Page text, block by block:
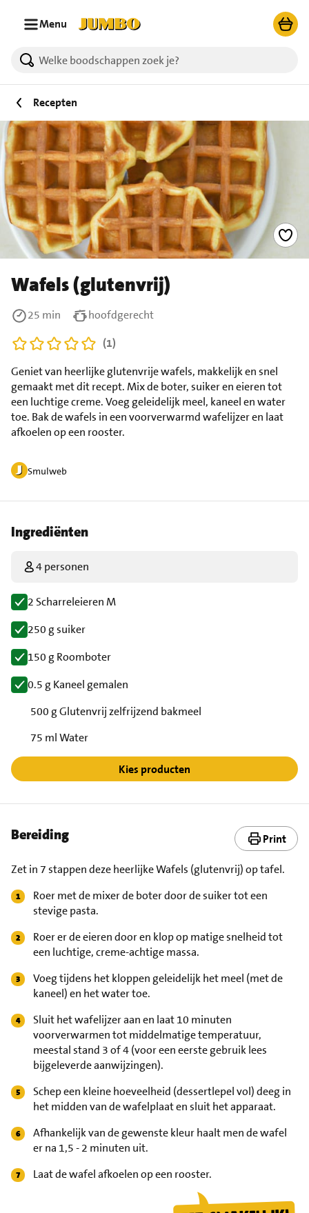
Menu
Recepten
Wafels (glutenvrij)
Smulweb
Geniet van heerlijke glutenvrije wafels, makkelijk en snel
gemaakt met dit recept. Mix de boter, suiker en eieren tot
een luchtige creme. Voeg geleidelijk meel, kaneel en water
toe. Bak de wafels in een voorverwarmd wafelijzer en laat
afkoelen op een rooster.
25 min
hoofdgerecht
(1)
Ingrediënten
4 personen
2 Scharreleieren M
250 g suiker
150 g Roomboter
0.5 g Kaneel gemalen
500 g Glutenvrij zelfrijzend bakmeel
75 ml Water
Kies producten
Bereiding Print
Zet in 7 stappen deze heerlijke Wafels (glutenvrij) op tafel.
Roer met de mixer de boter door de suiker tot een
stevige pasta.
Roer er de eieren door en klop op matige snelheid tot
een luchtige, creme-achtige massa.
Voeg tijdens het kloppen geleidelijk het meel (met de
kaneel) en het water toe.
Sluit het wafelijzer aan en laat 10 minuten
voorverwarmen tot middelmatige temperatuur,
meestal stand 3 of 4 (voor een eerste gebruik lees
bijgeleverde aanwijzingen).
Schep een kleine hoeveelheid (dessertlepel vol) deeg in
het midden van de wafelplaat en sluit het apparaat.
Afhankelijk van de gewenste kleur haalt men de wafel
er na 1,5 - 2 minuten uit.
Laat de wafel afkoelen op een rooster.